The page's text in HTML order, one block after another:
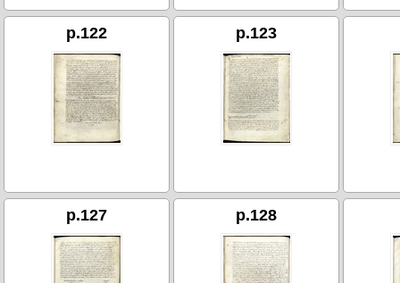
p.122 p.123
p.127 p.128